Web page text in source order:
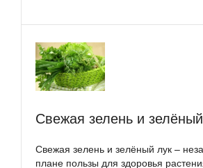
Свежая зелень и
Свежая зелень и зелёный лук –
плане пользы для здоровья